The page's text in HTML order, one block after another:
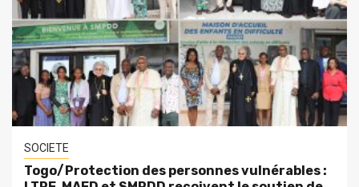
SOCIETE
Togo/Protection des personnes vulnérables :